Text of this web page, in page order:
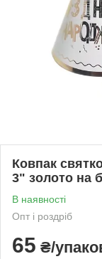
Ковпак
3" золото на
В наявності
Опт і роздріб
65 ₴/